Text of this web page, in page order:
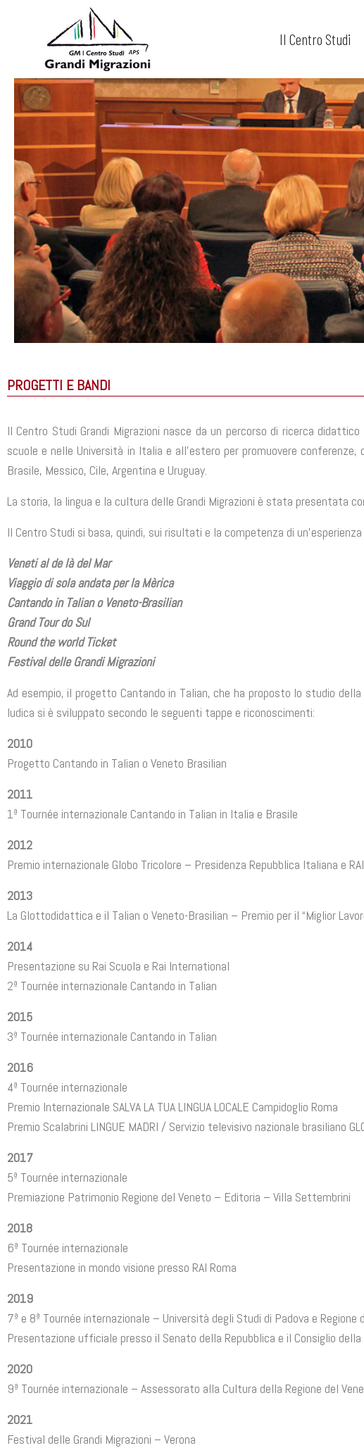
Il Centro Studi
PROGETTI E BANDI
Il Centro Studi Grandi Migrazioni nasce da un percorso di ricerca
scuole e nelle Università in Italia e all’estero per promuovere
Brasile, Messico, Cile, Argentina e Uruguay.
La storia, la lingua e la cultura delle Grandi Migrazioni è stata presentata
Il Centro Studi si basa, quindi, sui risultati e la competenza di
Veneti al de là del Mar
Viaggio di sola andata per la Mèrica
Cantando in Talian o Veneto-Brasilian
Grand Tour do Sul
Round the world Ticket
Festival delle Grandi Migrazioni
Ad esempio, il progetto Cantando in Talian, che ha proposto lo studio
ludica si è sviluppato secondo le seguenti tappe e riconoscimenti:
2010
Progetto Cantando in Talian o Veneto Brasilian
2011
1ª Tournée internazionale Cantando in Talian in Italia e Brasile
2012
Premio internazionale Globo Tricolore – Presidenza Repubblica Italiana e RAI
2013
La Glottodidattica e il Talian o Veneto-Brasilian – Premio per il “Miglior
2014
Presentazione su Rai Scuola e Rai International
2ª Tournée internazionale Cantando in Talian
2015
3ª Tournée internazionale Cantando in Talian
2016
4ª Tournée internazionale
Premio Internazionale SALVA LA TUA LINGUA LOCALE Campidoglio Roma
Premio Scalabrini LINGUE MADRI / Servizio televisivo nazionale brasiliano
2017
5ª Tournée internazionale
Premiazione Patrimonio Regione del Veneto – Editoria – Villa Settembrini
2018
6ª Tournée internazionale
Presentazione in mondo visione presso RAI Roma
2019
7ª e 8ª Tournée internazionale – Università degli Studi di Padova e Regione
Presentazione ufficiale presso il Senato della Repubblica e il Consiglio della
2020
9ª Tournée internazionale – Assessorato alla Cultura della Regione del
2021
Festival delle Grandi Migrazioni – Verona